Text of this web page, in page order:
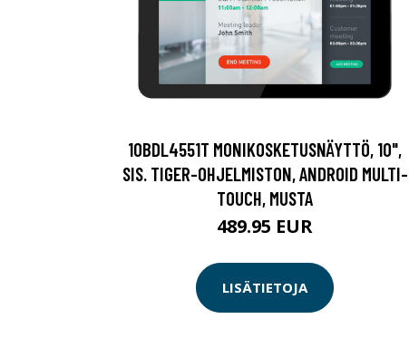
10BDL4551T MONIKOSKETUSNÄYTTÖ, 10",
SIS. TIGER-OHJELMISTON, ANDROID MULTI-
TOUCH, MUSTA
489.95 EUR
LISÄTIETOJA